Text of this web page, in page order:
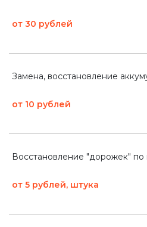
от 30 рублей
Замена, восстановление
от 10 рублей
Восстановление "дорожек" по
от 5 рублей, штука